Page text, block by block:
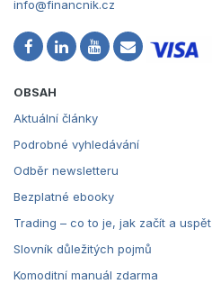
info@financnik.cz
OBSAH
Aktuální články
Podrobné vyhledávání
Odběr newsletteru
Bezplatné ebooky
Trading – co to je, jak začít a uspět
Slovník důležitých pojmů
Komoditní manuál zdarma